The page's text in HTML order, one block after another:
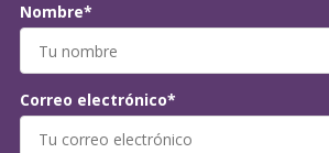
Nombre*
Correo electrónico*